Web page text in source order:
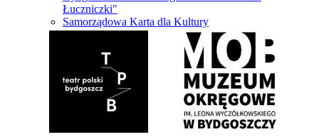
Łuczniczki"
Samorządowa Karta dla Kultury